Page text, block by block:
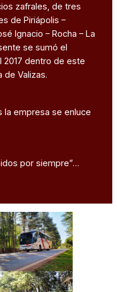
zafrales, de tres
de Piriápolis –
Ignacio – Rocha – La
se sumó el
2017 dentro de este
de Valizas.
la empresa se enluce
por siempre”…